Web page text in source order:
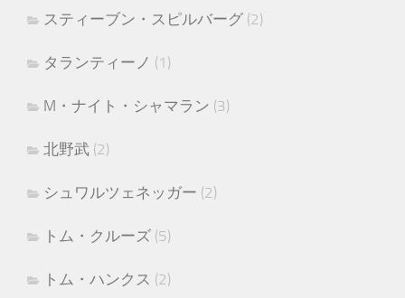
スティーブン・スピルバーグ (2)
タランティーノ (1)
M・ナイト・シャマラン (3)
北野武 (2)
シュワルツェネッガー (2)
トム・クルーズ (5)
トム・ハンクス (2)